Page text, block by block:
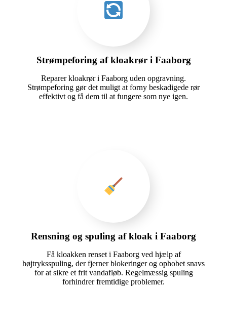
Strømpeforing af kloakrør i Faaborg
Reparer kloakrør i Faaborg uden opgravning.
Strømpeforing gør det muligt at forny beskadigede rør
effektivt og få dem til at fungere som nye igen.
Rensning og spuling af kloak i Faaborg
Få kloakken renset i Faaborg ved hjælp af
højtryksspuling, der fjerner blokeringer og ophobet snavs
for at sikre et frit vandafløb. Regelmæssig spuling
forhindrer fremtidige problemer.